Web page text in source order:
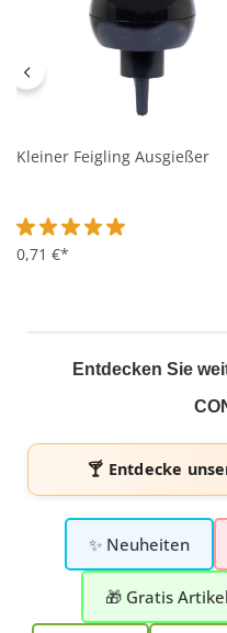
Kleiner Feigling Ausgießer
Durchschnittliche
0,71 €*
Entdecken Sie
🍸 Entdecke
✨ Neuheiten
🎁 Gratis Artikel